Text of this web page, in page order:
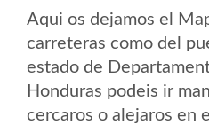
Aqui os dejamos el
carreteras como del
estado de
Honduras podeis ir
cercaros o alejaros en